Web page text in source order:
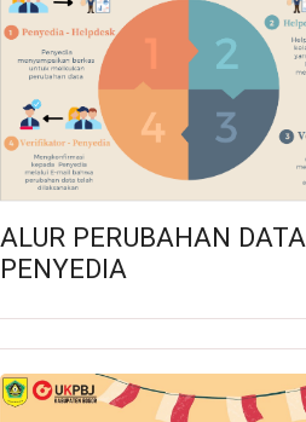
ALUR PERUBAHAN DATA
PENYEDIA